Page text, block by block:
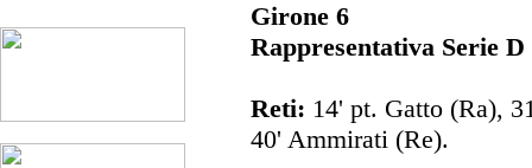
Girone 6
Rappresentativa Serie D
Reti: 14' pt. Gatto (Ra),
40' Ammirati (Re).